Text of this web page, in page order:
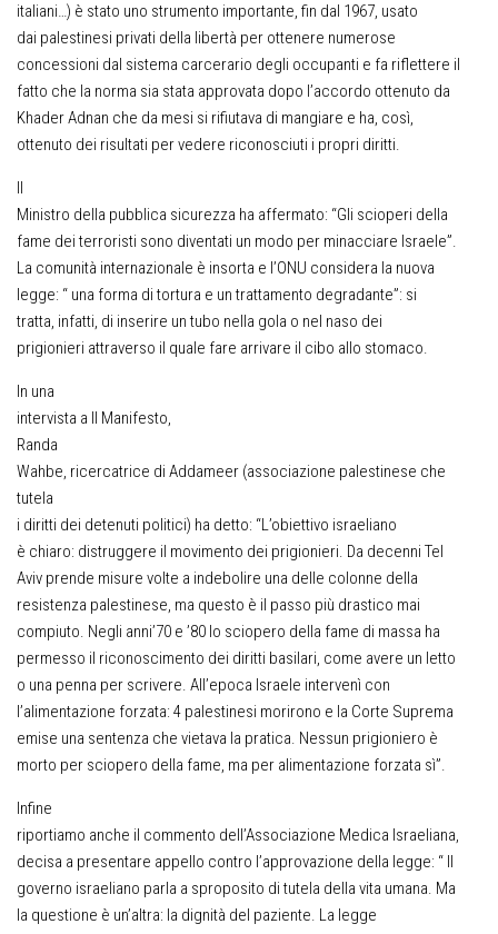
italiani…) è stato uno strumento importante, fin dal 1967, usato
dai palestinesi privati della libertà per ottenere numerose
concessioni dal sistema carcerario degli occupanti e fa riflettere il
fatto che la norma sia stata approvata dopo l’accordo ottenuto da
Khader Adnan che da mesi si rifiutava di mangiare e ha, così,
ottenuto dei risultati per vedere riconosciuti i propri diritti.
Il
Ministro della pubblica sicurezza ha affermato: “Gli scioperi della
fame dei terroristi sono diventati un modo per minacciare Israele”.
La comunità internazionale è insorta e l’ONU considera la nuova
legge: “ una forma di tortura e un trattamento degradante”: si
tratta, infatti, di inserire un tubo nella gola o nel naso dei
prigionieri attraverso il quale fare arrivare il cibo allo stomaco.
In una
intervista a Il Manifesto,
Randa
Wahbe, ricercatrice di Addameer (associazione palestinese che
tutela
i diritti dei detenuti politici) ha detto: “L’obiettivo israeliano
è chiaro: distruggere il movimento dei prigionieri. Da decenni Tel
Aviv prende misure volte a indebolire una delle colonne della
resistenza palestinese, ma questo è il passo più drastico mai
compiuto. Negli anni’70 e ’80 lo sciopero della fame di massa ha
permesso il riconoscimento dei diritti basilari, come avere un letto
o una penna per scrivere. All’epoca Israele intervenì con
l’alimentazione forzata: 4 palestinesi morirono e la Corte Suprema
emise una sentenza che vietava la pratica. Nessun prigioniero è
morto per sciopero della fame, ma per alimentazione forzata sì”.
Infine
riportiamo anche il commento dell’Associazione Medica Israeliana,
decisa a presentare appello contro l’approvazione della legge: “ Il
governo israeliano parla a sproposito di tutela della vita umana. Ma
la questione è un’altra: la dignità del paziente. La legge